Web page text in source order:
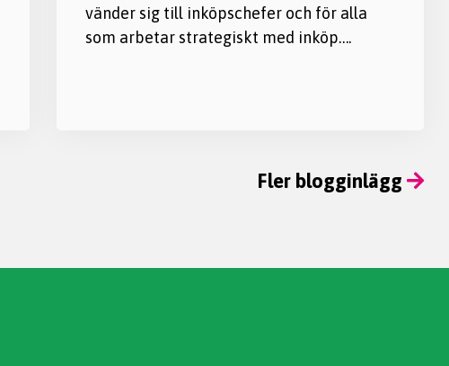
vänder sig till inköpschefer och för alla
som arbetar strategiskt med inköp….
Fler blogginlägg